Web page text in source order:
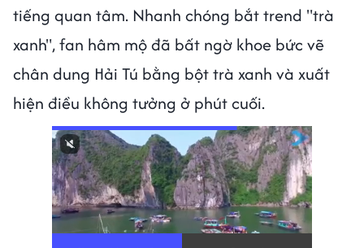
tiếng quan tâm. Nhanh chóng bắt trend "trà
xanh", fan hâm mộ đã bất ngờ khoe bức vẽ
chân dung Hải Tú bằng bột trà xanh và xuất
hiện điều không tưởng ở phút cuối.